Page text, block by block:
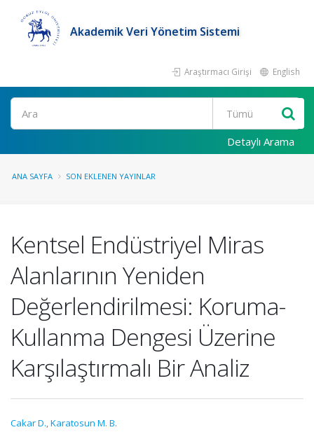
Akademik Veri Yönetim Sistemi
Araştırmacı Girişi English
Ara
Detaylı Arama
ANA SAYFA SON EKLENEN YAYINLAR
Kentsel Endüstriyel Miras
Alanlarının Yeniden
Değerlendirilmesi: Koruma-
Kullanma Dengesi Üzerine
Karşılaştırmalı Bir Analiz
Cakar D.,Karatosun M. B.